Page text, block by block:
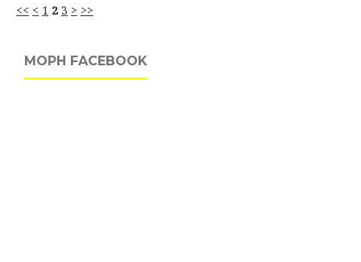
<< < 1 2 3 > >>
MOPH FACEBOOK